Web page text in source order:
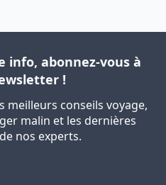
info, abonnez-vous à
!
meilleurs conseils voyage,
malin et les dernières
nos experts.